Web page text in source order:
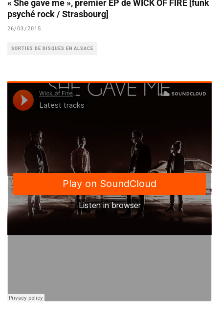
« She gave me », premier EP de WICK OF FIRE [funk
psyché rock / Strasbourg]
26/03/2015
SORTIES DE DISQUES EN ALSACE